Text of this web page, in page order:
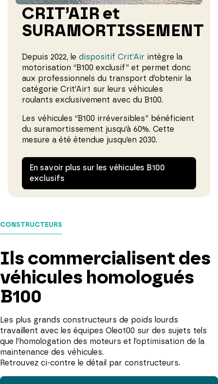
CRIT’AIR et
SURAMORTISSEMENT
Depuis 2022, le dispositif Crit’Air intègre la
motorisation “B100 exclusif” et permet donc
aux professionnels du transport d’obtenir la
catégorie Crit’Air1 sur leurs véhicules
roulants exclusivement avec du B100.
Les véhicules “B100 irréversibles” bénéficient
du suramortissement jusqu’à 60%. Cette
mesure a été étendue jusqu’en 2030.
En savoir plus sur les véhicules B100
exclusifs
CONSTRUCTEURS
Ils commercialisent des
véhicules homologués
B100
Les plus grands constructeurs de poids lourds
travaillent avec les équipes Oleo100 sur des sujets tels
que l’homologation des moteurs et l’optimisation de la
maintenance des véhicules.
Retrouvez ci-contre le détail par constructeurs.